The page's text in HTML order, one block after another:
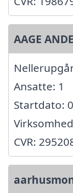
AAGE
Ansatte: 1
Startdato:
CVR: